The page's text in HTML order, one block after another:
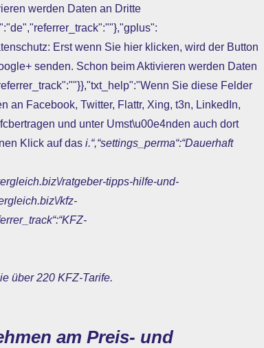
werden Daten an Dritte
Erst wenn Sie hier klicken, wird der Button
senden. Schon beim Aktivieren werden Daten
Sie diese Felder
an Facebook, Twitter, Flattr, Xing, t3n, LinkedIn,
und unter Umst\u00e4nden auch dort
Klick auf das i.“,“settings_perma“:“Dauerhaft
ratgeber-tipps-hilfe-und-
kfz-
über 220 KFZ-Tarife.
am Preis- und